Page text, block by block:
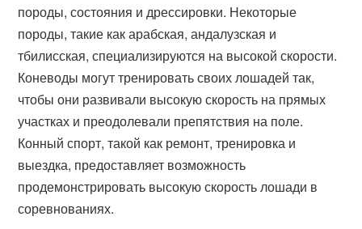
породы, состояния и дрессировки. Некоторые
породы, такие как арабская, андалузская и
тбилисская, специализируются на высокой скорости.
Коневоды могут тренировать своих лошадей так,
чтобы они развивали высокую скорость на прямых
участках и преодолевали препятствия на поле.
Конный спорт, такой как ремонт, тренировка и
выездка, предоставляет возможность
продемонстрировать высокую скорость лошади в
соревнованиях.